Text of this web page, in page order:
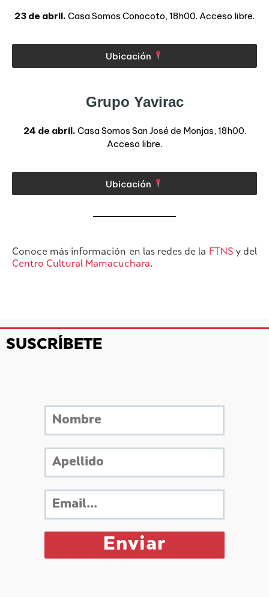
23 de abril. Casa Somos Conocoto, 18h00. Acceso libre.
Ubicación
Grupo Yavirac
24 de abril. Casa Somos San José de Monjas, 18h00.
Acceso libre.
Ubicación
Conoce más información en las redes de la FTNS y del
Centro Cultural Mamacuchara.
SUSCRÍBETE